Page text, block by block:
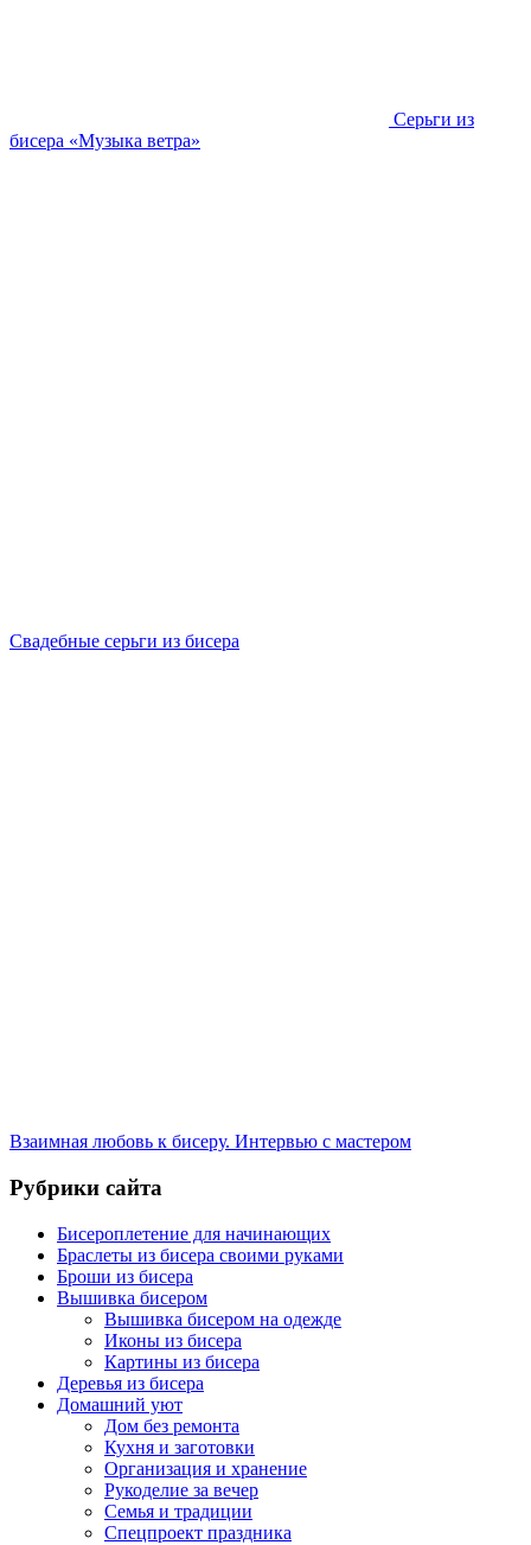
Серьги из
бисера «Музыка ветра»
Свадебные серьги из бисера
Взаимная любовь к бисеру. Интервью с мастером
Рубрики сайта
Бисероплетение для начинающих
Браслеты из бисера своими руками
Броши из бисера
Вышивка бисером
Вышивка бисером на одежде
Иконы из бисера
Картины из бисера
Деревья из бисера
Домашний уют
Дом без ремонта
Кухня и заготовки
Организация и хранение
Рукоделие за вечер
Семья и традиции
Спецпроект праздника